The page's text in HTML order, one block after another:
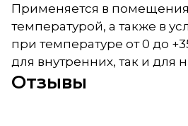
Применяется в
температурой, а также в
при температуре от 0 до
для внутренних, так и для
Отзывы